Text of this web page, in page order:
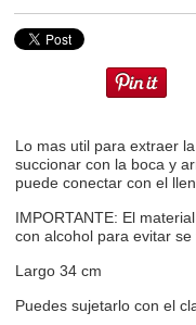
Lo mas util para extraer
succionar con la boca y
puede conectar con el
IMPORTANTE: El
con alcohol para evitar
Largo 34 cm
Puedes sujetarlo con el